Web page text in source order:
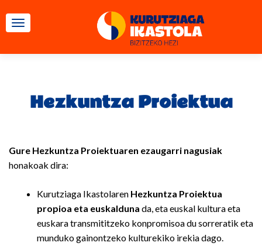
TOGGLE NAVIGATION
Hezkuntza Proiektua
Gure Hezkuntza Proiektuaren ezaugarri nagusiak
honakoak dira:
Kurutziaga Ikastolaren Hezkuntza Proiektua
propioa eta euskalduna da, eta euskal kultura eta
euskara transmititzeko konpromisoa du sorreratik eta
munduko gainontzeko kulturekiko irekia dago.